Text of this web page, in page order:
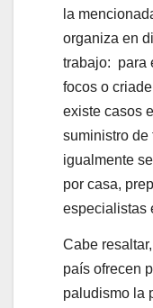
la
organiza en
trabajo: para
focos o
existe casos
suministro de
igualmente
por casa,
especialistas
Cabe
país ofrecen
paludismo la